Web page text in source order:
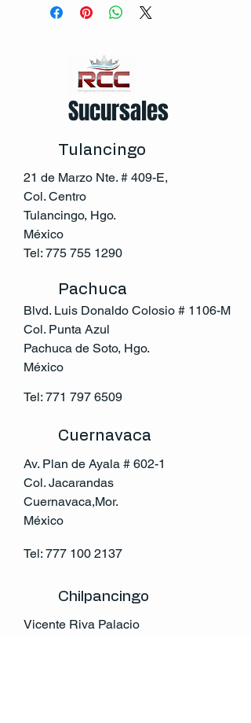
Sucursales
Tulancingo
21 de Marzo Nte. # 409-E,
Col. Centro
Tulancingo, Hgo.
México
Tel: 775 755 1290
Pachuca
Blvd. Luis Donaldo Colosio # 1106-M
Col. Punta Azul
Pachuca de Soto, Hgo.
México
Tel: 771 797 6509
Cuernavaca
Av. Plan de Ayala # 602-1
Col. Jacarandas
Cuernavaca,Mor.
México
Tel: 777 100 2137
Chilpancingo
Vicente Riva Palacio